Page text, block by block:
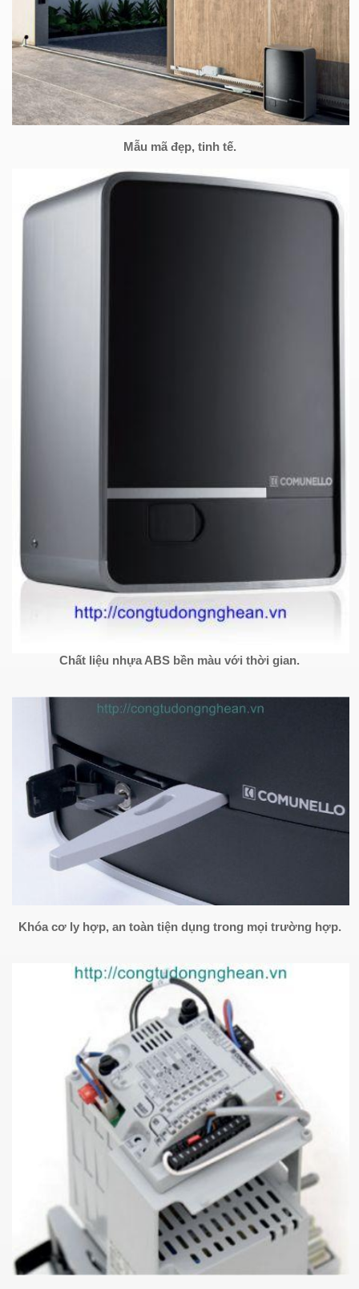
Mẫu mã đẹp, tinh tế.
Chất liệu nhựa ABS bền màu với thời gian.
Khóa cơ ly hợp, an toàn tiện dụng trong mọi trường hợp.